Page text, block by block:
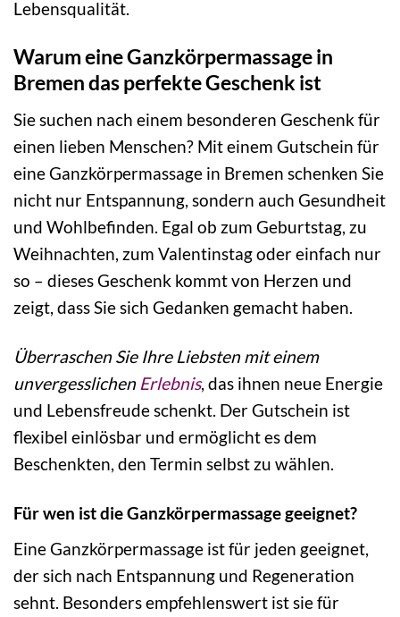
Lebensqualität.
Warum eine Ganzkörpermassage in
Bremen das perfekte Geschenk ist
Sie suchen nach einem besonderen Geschenk für
einen lieben Menschen? Mit einem Gutschein für
eine Ganzkörpermassage in Bremen schenken Sie
nicht nur Entspannung, sondern auch Gesundheit
und Wohlbefinden. Egal ob zum Geburtstag, zu
Weihnachten, zum Valentinstag oder einfach nur
so – dieses Geschenk kommt von Herzen und
zeigt, dass Sie sich Gedanken gemacht haben.
Überraschen Sie Ihre Liebsten mit einem
unvergesslichen Erlebnis, das ihnen neue Energie
und Lebensfreude schenkt. Der Gutschein ist
flexibel einlösbar und ermöglicht es dem
Beschenkten, den Termin selbst zu wählen.
Für wen ist die Ganzkörpermassage geeignet?
Eine Ganzkörpermassage ist für jeden geeignet,
der sich nach Entspannung und Regeneration
sehnt. Besonders empfehlenswert ist sie für